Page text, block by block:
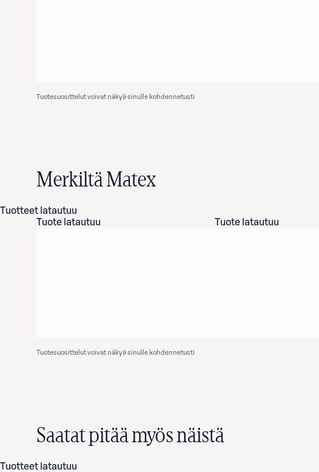
Tuotesuosittelut voivat näkyä sinulle kohdennetusti
Merkiltä Matex
Tuotteet latautuu
Tuote latautuu
Tuote latautuu
Tuotesuosittelut voivat näkyä sinulle kohdennetusti
Saatat pitää myös näistä
Tuotteet latautuu